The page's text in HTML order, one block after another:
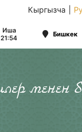
Кыргызча
Иша
21:54
менен